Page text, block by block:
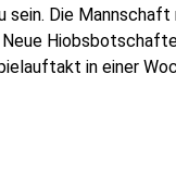
sein. Die
in einer